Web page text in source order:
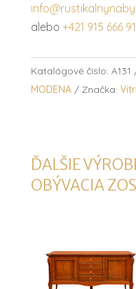
alebo +421 915 666
Katalógové číslo: A131
MODENA
Značka:
ĎALŠIE
OBÝVACIA